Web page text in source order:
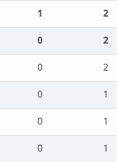
1
2
0
2
0
2
0
1
0
1
0
1